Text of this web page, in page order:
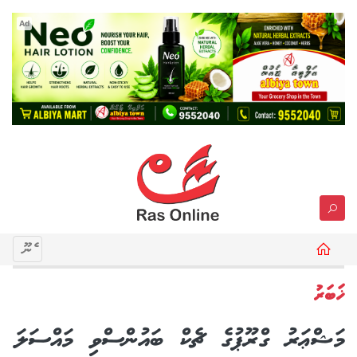
Ad
މެނޫ
ޚަބަރު
މަޝްޢަރު ގްރޫޕުގެ ޗެކް ބައުންސްވި މައްސަލަ